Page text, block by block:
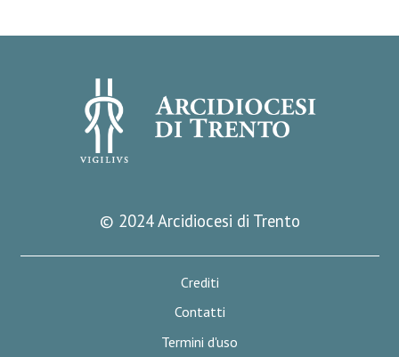
© 2024 Arcidiocesi di Trento
Crediti
Contatti
Termini d'uso